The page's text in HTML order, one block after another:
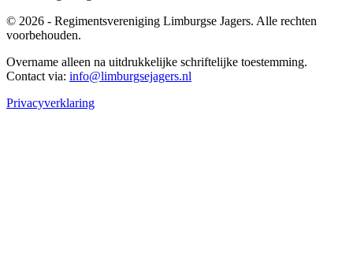
© 2026 - Regimentsvereniging Limburgse Jagers. Alle rechten
voorbehouden.
Overname alleen na uitdrukkelijke schriftelijke toestemming.
Contact via: info@limburgsejagers.nl
Privacyverklaring